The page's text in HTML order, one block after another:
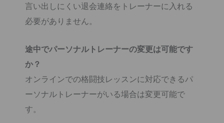
言い出しにくい退会連絡をトレーナーに入れる
必要がありません。
途中でパーソナルトレーナーの変更は可能です
か？
オンラインでの格闘技レッスンに対応できるパ
ーソナルトレーナーがいる場合は変更可能で
す。